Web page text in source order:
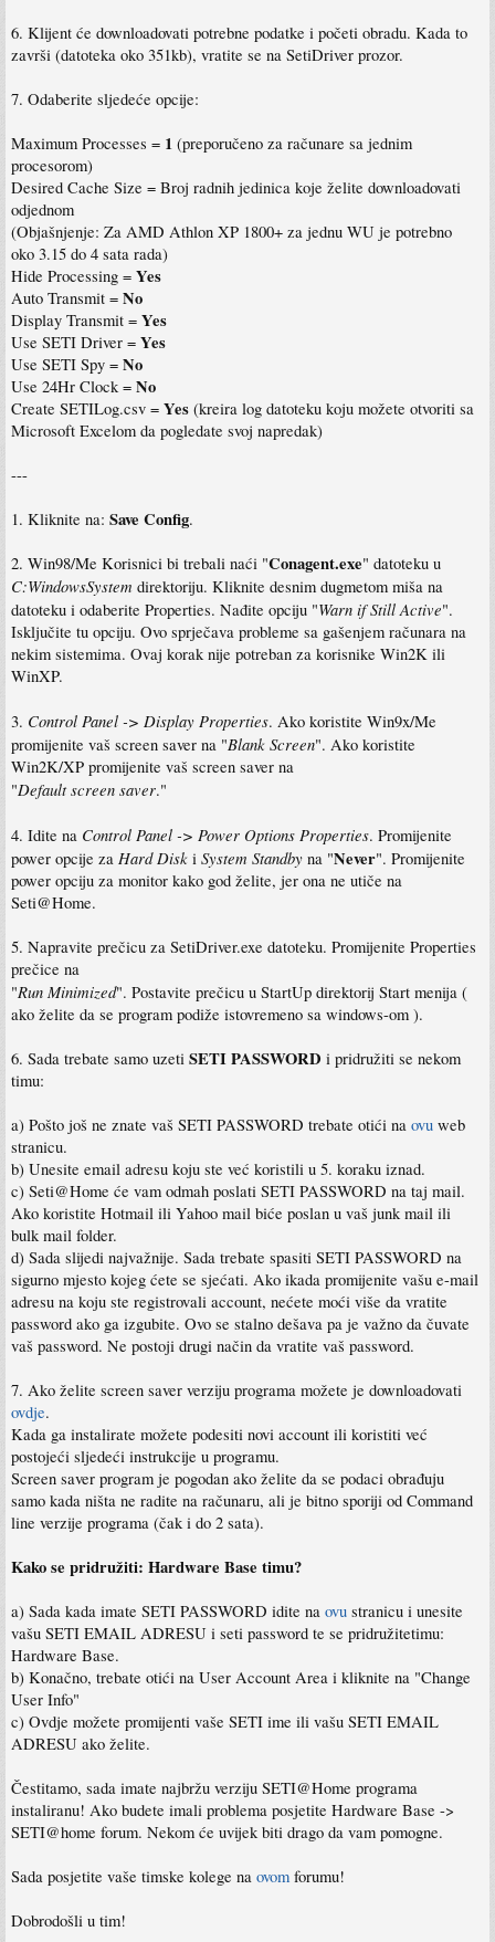
6. Klijent će downloadovati potrebne podatke i početi obradu. Kada to
završi (datoteka oko 351kb), vratite se na SetiDriver prozor.
7. Odaberite sljedeće opcije:
Maximum Processes = 1 (preporučeno za računare sa jednim
procesorom)
Desired Cache Size = Broj radnih jedinica koje želite downloadovati
odjednom
(Objašnjenje: Za AMD Athlon XP 1800+ za jednu WU je potrebno
oko 3.15 do 4 sata rada)
Hide Processing = Yes
Auto Transmit = No
Display Transmit = Yes
Use SETI Driver = Yes
Use SETI Spy = No
Use 24Hr Clock = No
Create SETILog.csv = Yes (kreira log datoteku koju možete otvoriti sa
Microsoft Excelom da pogledate svoj napredak)
---
1. Kliknite na: Save Config.
2. Win98/Me Korisnici bi trebali naći "Conagent.exe" datoteku u
C:WindowsSystem direktoriju. Kliknite desnim dugmetom miša na
datoteku i odaberite Properties. Nađite opciju "Warn if Still Active".
Isključite tu opciju. Ovo sprječava probleme sa gašenjem računara na
nekim sistemima. Ovaj korak nije potreban za korisnike Win2K ili
WinXP.
3. Control Panel -> Display Properties. Ako koristite Win9x/Me
promijenite vaš screen saver na "Blank Screen". Ako koristite
Win2K/XP promijenite vaš screen saver na
"Default screen saver."
4. Idite na Control Panel -> Power Options Properties. Promijenite
power opcije za Hard Disk i System Standby na "Never". Promijenite
power opciju za monitor kako god želite, jer ona ne utiče na
Seti@Home.
5. Napravite prečicu za SetiDriver.exe datoteku. Promijenite Properties
prečice na
"Run Minimized". Postavite prečicu u StartUp direktorij Start menija (
ako želite da se program podiže istovremeno sa windows-om ).
6. Sada trebate samo uzeti SETI PASSWORD i pridružiti se nekom
timu:
a) Pošto još ne znate vaš SETI PASSWORD trebate otići na ovu web
stranicu.
b) Unesite email adresu koju ste već koristili u 5. koraku iznad.
c) Seti@Home će vam odmah poslati SETI PASSWORD na taj mail.
Ako koristite Hotmail ili Yahoo mail biće poslan u vaš junk mail ili
bulk mail folder.
d) Sada slijedi najvažnije. Sada trebate spasiti SETI PASSWORD na
sigurno mjesto kojeg ćete se sjećati. Ako ikada promijenite vašu e-mail
adresu na koju ste registrovali account, nećete moći više da vratite
password ako ga izgubite. Ovo se stalno dešava pa je važno da čuvate
vaš password. Ne postoji drugi način da vratite vaš password.
7. Ako želite screen saver verziju programa možete je downloadovati
ovdje.
Kada ga instalirate možete podesiti novi account ili koristiti već
postojeći sljedeći instrukcije u programu.
Screen saver program je pogodan ako želite da se podaci obrađuju
samo kada ništa ne radite na računaru, ali je bitno sporiji od Command
line verzije programa (čak i do 2 sata).
Kako se pridružiti: Hardware Base timu?
a) Sada kada imate SETI PASSWORD idite na ovu stranicu i unesite
vašu SETI EMAIL ADRESU i seti password te se pridružitetimu:
Hardware Base.
b) Konačno, trebate otići na User Account Area i kliknite na "Change
User Info"
c) Ovdje možete promijenti vaše SETI ime ili vašu SETI EMAIL
ADRESU ako želite.
Čestitamo, sada imate najbržu verziju SETI@Home programa
instaliranu! Ako budete imali problema posjetite Hardware Base ->
SETI@home forum. Nekom će uvijek biti drago da vam pomogne.
Sada posjetite vaše timske kolege na ovom forumu!
Dobrodošli u tim!